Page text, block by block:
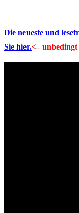
Die neueste und
Sie hier.<–